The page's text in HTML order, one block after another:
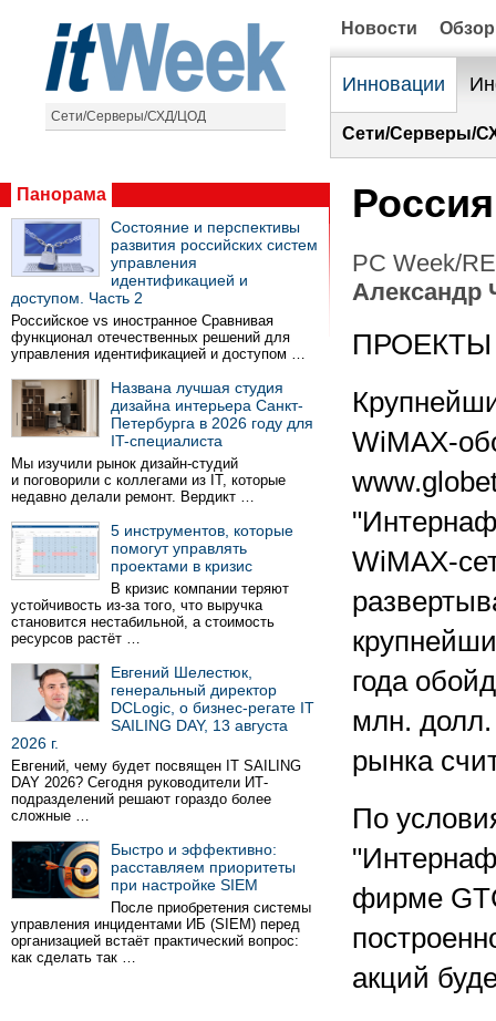
Сети/Серверы/СХД/ЦОД
Новости
Инновации
Сети/Серверы/
Панорама
Состояние и перспективы
развития российских систем
управления
идентификацией и
доступом. Часть 2
Российское vs иностранное Сравнивая
функционал отечественных решений для
управления идентификацией и доступом …
Названа лучшая студия
дизайна интерьера Санкт-
Петербурга в 2026 году для
IT-специалиста
Мы изучили рынок дизайн-студий
и поговорили с коллегами из IT, которые
недавно делали ремонт. Вердикт …
5 инструментов, которые
помогут управлять
проектами в кризис
В кризис компании теряют
устойчивость из-за того, что выручка
становится нестабильной, а стоимость
ресурсов растёт …
Евгений Шелестюк,
генеральный директор
DCLogic, о бизнес-регате IT
SAILING DAY, 13 августа
2026 г.
Евгений, чему будет посвящен IT SAILING
DAY 2026? Сегодня руководители ИТ-
подразделений решают гораздо более
сложные …
Быстро и эффективно:
расставляем приоритеты
при настройке SIEM
После приобретения системы
управления инцидентами ИБ (SIEM) перед
организацией встаёт практический вопрос:
как сделать так …
PC Week/
Александр
ПРОЕКТЫ
WiMAX-
WiMAX-
года
млн. долл.
рынка
По
фирме
акций